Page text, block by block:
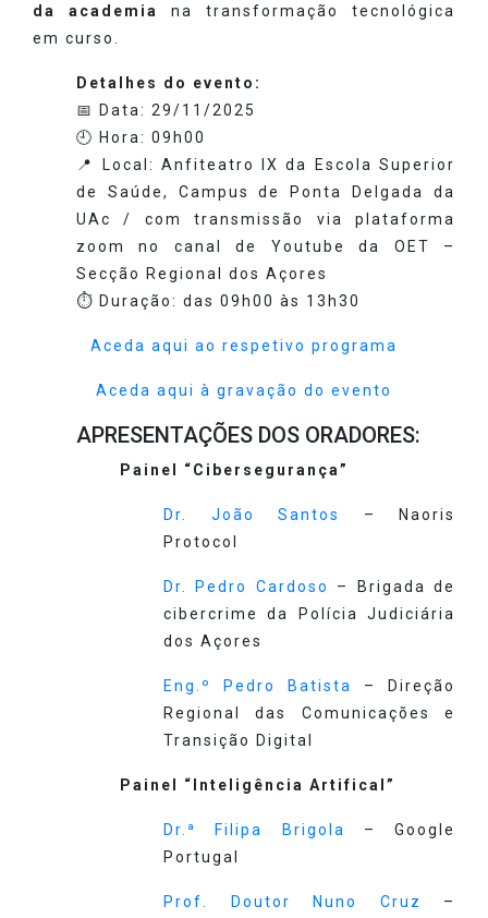
da academia
na transformação tecnológica
em curso.
Detalhes do evento:
📅 Data: 29/11/2025
🕘 Hora: 09h00
📍 Local: Anfiteatro IX da Escola Superior
de Saúde, Campus de Ponta Delgada da
UAc / com transmissão via plataforma
zoom no canal de Youtube da OET –
Secção Regional dos Açores
⏱️ Duração: das 09h00 às 13h30
Aceda aqui ao respetivo programa
Aceda aqui à gravação do evento
APRESENTAÇÕES DOS ORADORES:
Painel “Cibersegurança”
Dr. João Santos
– Naoris
Protocol
Dr. Pedro Cardoso
– Brigada de
cibercrime da Polícia Judiciária
dos Açores
Eng.º Pedro Batista
– Direção
Regional das Comunicações e
Transição Digital
Painel “Inteligência Artifical”
Dr.ª Filipa Brigola
– Google
Portugal
Prof. Doutor Nuno Cruz
–